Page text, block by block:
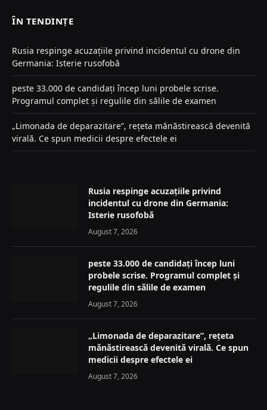
ÎN TENDINȚE
Rusia respinge acuzațiile privind incidentul cu drone din
Germania: Isterie rusofobă
peste 33.000 de candidați încep luni probele scrise.
Programul complet și regulile din sălile de examen
„Limonada de deparazitare”, rețeta mănăstirească devenită
virală. Ce spun medicii despre efectele ei
Rusia respinge acuzațiile privind
incidentul cu drone din Germania:
Isterie rusofobă
August 7, 2026
peste 33.000 de candidați încep luni
probele scrise. Programul complet și
regulile din sălile de examen
August 7, 2026
„Limonada de deparazitare”, rețeta
mănăstirească devenită virală. Ce spun
medicii despre efectele ei
August 7, 2026